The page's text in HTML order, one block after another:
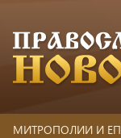
МИТРОПОЛИИ И